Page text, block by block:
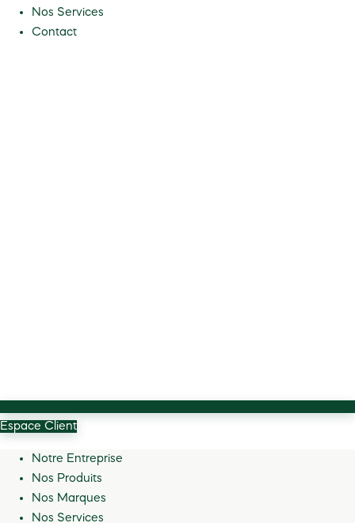
Nos Services
Contact
Espace Client
Notre Entreprise
Nos Produits
Nos Marques
Nos Services